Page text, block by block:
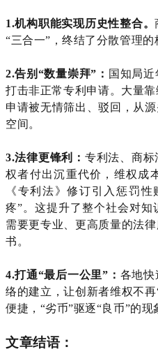
1.机构职能实现历史性整合。
“三合一”，终结了分散管理的
2.告别 “数量崇拜”： 国知局
打击非正常专利申请。大量
申请被无情筛出、驳回，从
空间。
3.法律更锋利： 专利法、商标
权者付出沉重代价，维权成
《专利法》修订引入惩罚
疼”。这提升了整个社会对知
需要更专业、更高质量的法
书。
4.打通“最后一公里”： 各地快
络的建立，让创新者维权不再
便捷，“劣币”驱逐“良币”的现
文章结语 ：